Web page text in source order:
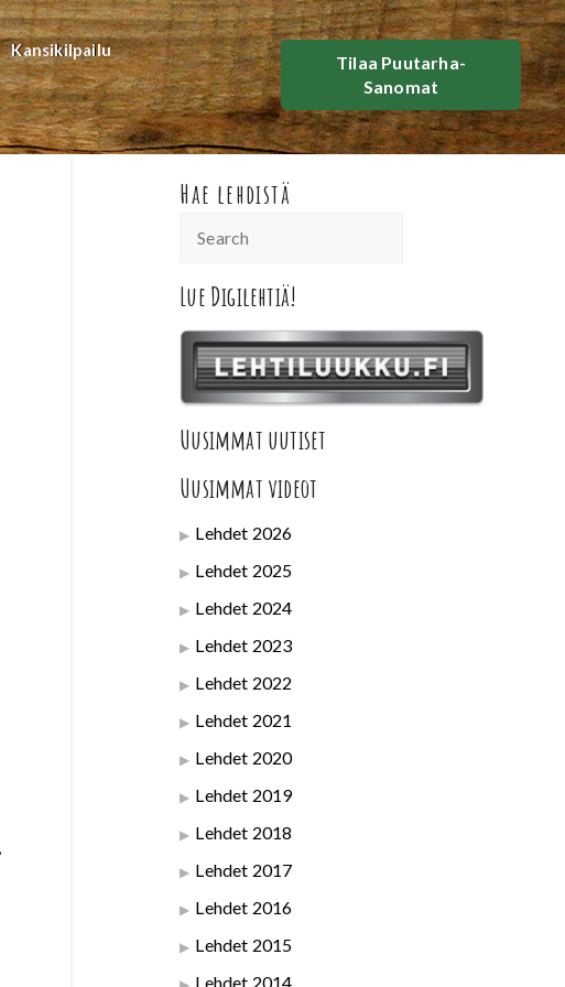
Kansikilpailu
Tilaa Puutarha-
Sanomat
Hae lehdistä
Lue Digilehtiä!
Uusimmat uutiset
Uusimmat videot
Lehdet 2026
Lehdet 2025
Lehdet 2024
Lehdet 2023
Lehdet 2022
Lehdet 2021
Lehdet 2020
Lehdet 2019
Lehdet 2018
Lehdet 2017
Lehdet 2016
Lehdet 2015
Lehdet 2014